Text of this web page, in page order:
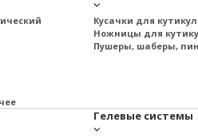
Кусачки для
Ножницы для
Пушеры, шаберы,
Гелевые системы